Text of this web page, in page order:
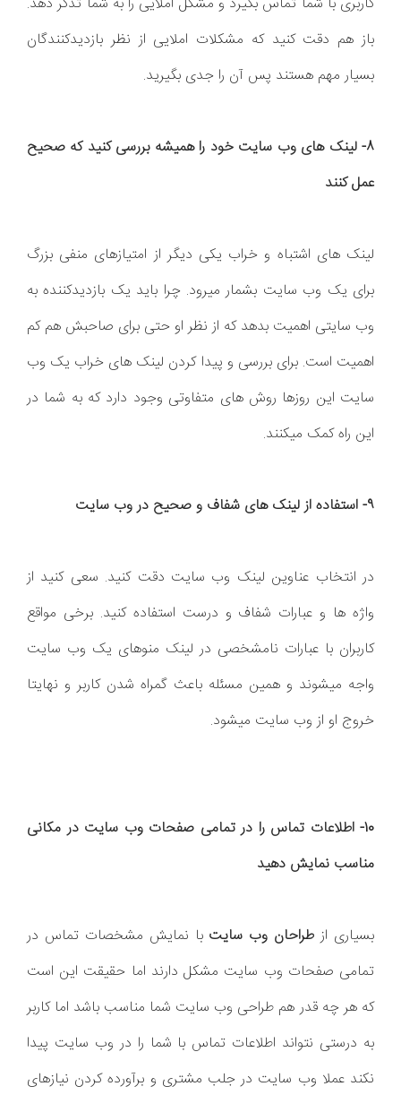
باز هم دقت کنید که مشکلات املایی از نظر بازدیدکنندگان
بسیار مهم هستند پس آن را جدی بگیرید.
8- لینک های وب سایت خود را همیشه بررسی کنید که صحیح
عمل کنند
لینک های اشتباه و خراب یکی دیگر از امتیازهای منفی بزرگ
برای یک وب سایت بشمار میرود. چرا باید یک بازدیدکننده به
وب سایتی اهمیت بدهد که از نظر او حتی برای صاحبش هم کم
اهمیت است. برای بررسی و پیدا کردن لینک های خراب یک وب
سایت این روزها روش های متفاوتی وجود دارد که به شما در
این راه کمک میکنند.
9- استفاده از لینک های شفاف و صحیح در وب سایت
در انتخاب عناوین لینک وب سایت دقت کنید. سعی کنید از
واژه ها و عبارات شفاف و درست استفاده کنید. برخی مواقع
کاربران با عبارات نامشخصی در لینک منوهای یک وب سایت
واجه میشوند و همین مسئله باعث گمراه شدن کاربر و نهایتا
خروج او از وب سایت میشود.
10- اطلاعات تماس را در تمامی صفحات وب سایت در مکانی
مناسب نمایش دهید
بسیاری از طراحان وب سایت با نمایش مشخصات تماس در
تمامی صفحات وب سایت مشکل دارند اما حقیقت این است
که هر چه قدر هم طراحی وب سایت شما مناسب باشد اما کاربر
به درستی نتواند اطلاعات تماس با شما را در وب سایت پیدا
نکند عملا وب سایت در جلب مشتری و برآورده کردن نیازهای